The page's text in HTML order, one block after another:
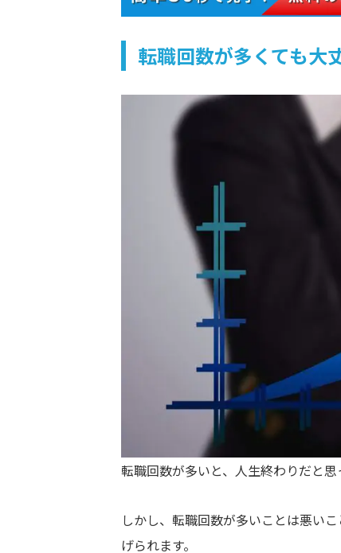
転職回数が多くても大
転職回数が多いと、人生終わりだと思
しかし、転職回数が多いことは悪い
げられます。